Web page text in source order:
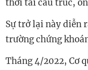
thời tái cấu trúc,
Sự trở lại này diễn
trường chứng
Tháng 4/2022, Cơ